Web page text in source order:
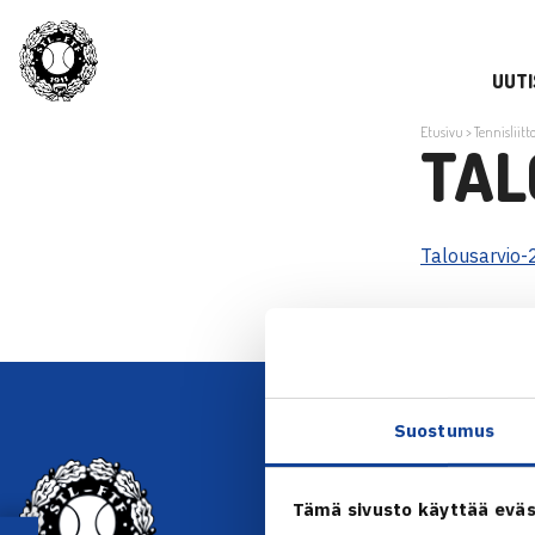
Suostumus
Tämä sivusto käyttää
Etusivu >Tennisliitto
YHTEYSTIEDOT
Olympiastadion, Paavo